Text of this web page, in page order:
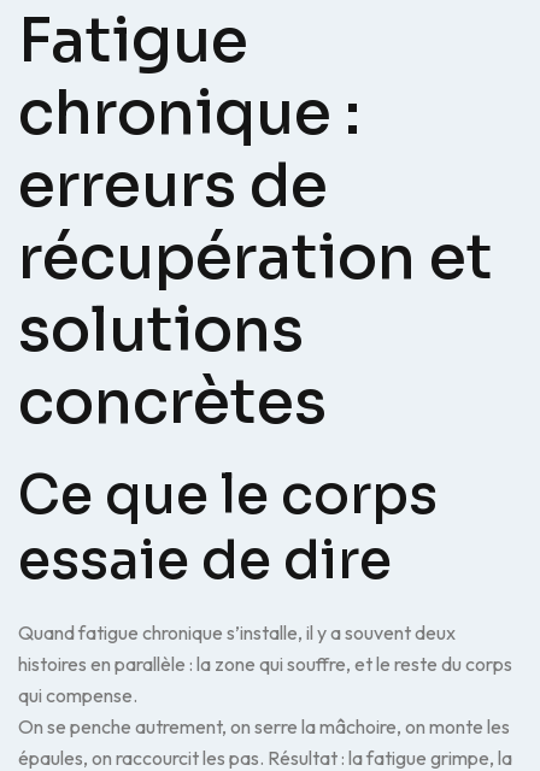
Fatigue
chronique :
erreurs de
récupération et
solutions
concrètes
Ce que le corps
essaie de dire
Quand fatigue chronique s’installe, il y a souvent deux
histoires en parallèle : la zone qui souffre, et le reste du corps
qui compense.
On se penche autrement, on serre la mâchoire, on monte les
épaules, on raccourcit les pas. Résultat : la fatigue grimpe, la